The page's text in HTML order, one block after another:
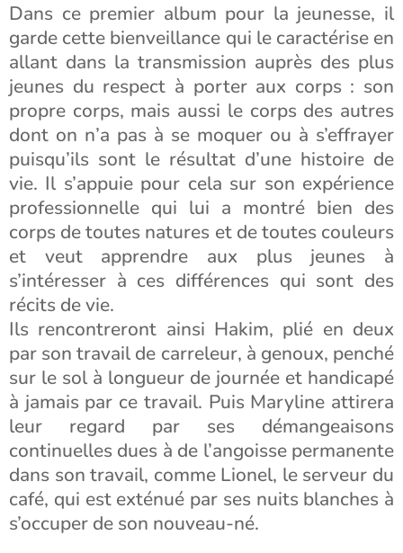
Dans ce premier album pour la jeunesse, il
garde cette bienveillance qui le caractérise en
allant dans la transmission auprès des plus
jeunes du respect à porter aux corps : son
propre corps, mais aussi le corps des autres
dont on n’a pas à se moquer ou à s’effrayer
puisqu’ils sont le résultat d’une histoire de
vie. Il s’appuie pour cela sur son expérience
professionnelle qui lui a montré bien des
corps de toutes natures et de toutes couleurs
et veut apprendre aux plus jeunes à
s’intéresser à ces différences qui sont des
récits de vie.
Ils rencontreront ainsi Hakim, plié en deux
par son travail de carreleur, à genoux, penché
sur le sol à longueur de journée et handicapé
à jamais par ce travail. Puis Maryline attirera
leur regard par ses démangeaisons
continuelles dues à de l’angoisse permanente
dans son travail, comme Lionel, le serveur du
café, qui est exténué par ses nuits blanches à
s’occuper de son nouveau-né.